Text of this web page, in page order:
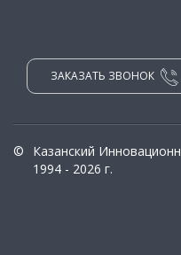
ЗАКАЗАТЬ ЗВОНОК
©
Казанский
1994 - 2026 г.